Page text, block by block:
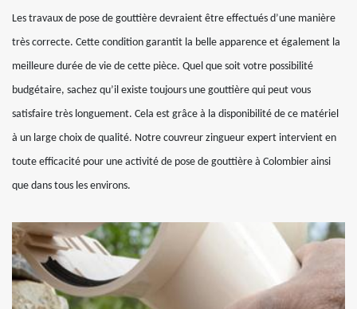
Les travaux de pose de gouttière devraient être effectués d’une manière
très correcte. Cette condition garantit la belle apparence et également la
meilleure durée de vie de cette pièce. Quel que soit votre possibilité
budgétaire, sachez qu’il existe toujours une gouttière qui peut vous
satisfaire très longuement. Cela est grâce à la disponibilité de ce matériel
à un large choix de qualité. Notre couvreur zingueur expert intervient en
toute efficacité pour une activité de pose de gouttière à Colombier ainsi
que dans tous les environs.